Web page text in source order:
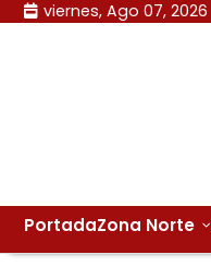
Skip viernes, Ago 07, 2026
PortadaZona Norte